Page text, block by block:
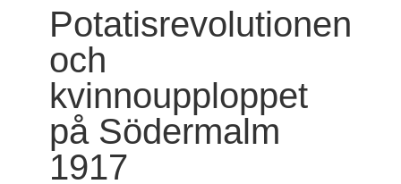
Potatisrevolutionen
och
kvinnoupploppet
på Södermalm
1917